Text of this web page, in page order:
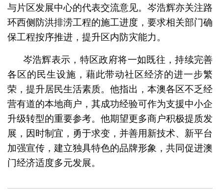
与片区发展中心的代表交流意见。岑浩辉亦关注路
环西侧防洪排涝工程的施工进度，要求相关部门确
保工程按序推进，提升区内防灾能力。
岑浩辉表示，特区政府将一如既往，持续完善
各区的民生设施，藉此带动社区经济的进一步繁
荣，提升居民生活素质。他指出，本澳各区不乏经
营有道的本地商户，其成功经验可作为支援中小企
升级转型的重要参考。他期望更多商户积极提质发
展，因时制宜，勇于求变，并善用新技术、新平台
加强宣传，建立独具特色的品牌形象，共同促进澳
门经济适度多元发展。